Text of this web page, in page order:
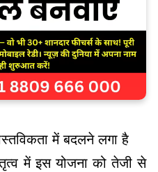
में बदलने लगा है
में इस योजना को तेजी से